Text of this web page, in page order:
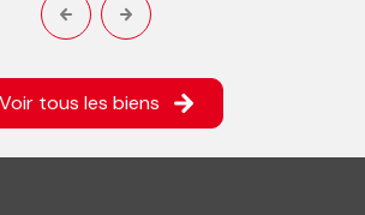
Voir tous les biens